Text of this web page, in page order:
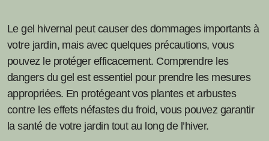
Le gel hivernal peut causer des dommages importants à
votre jardin, mais avec quelques précautions, vous
pouvez le protéger efficacement. Comprendre les
dangers du gel est essentiel pour prendre les mesures
appropriées. En protégeant vos plantes et arbustes
contre les effets néfastes du froid, vous pouvez garantir
la santé de votre jardin tout au long de l’hiver.